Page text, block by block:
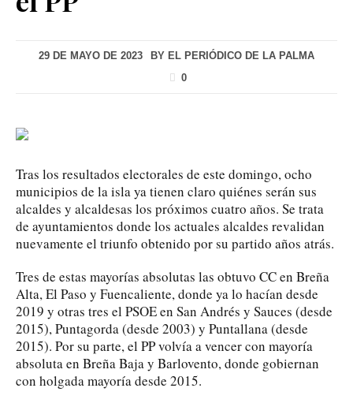
29 DE MAYO DE 2023 BY EL PERIÓDICO DE LA PALMA
0
Tras los resultados electorales de este domingo, ocho
municipios de la isla ya tienen claro quiénes serán sus
alcaldes y alcaldesas los próximos cuatro años. Se trata
de ayuntamientos donde los actuales alcaldes revalidan
nuevamente el triunfo obtenido por su partido años atrás.
Tres de estas mayorías absolutas las obtuvo CC en Breña
Alta, El Paso y Fuencaliente, donde ya lo hacían desde
2019 y otras tres el PSOE en San Andrés y Sauces (desde
2015), Puntagorda (desde 2003) y Puntallana (desde
2015). Por su parte, el PP volvía a vencer con mayoría
absoluta en Breña Baja y Barlovento, donde gobiernan
con holgada mayoría desde 2015.